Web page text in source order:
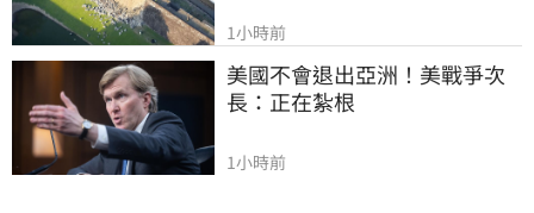
1小時前
美國不會退出亞洲！美戰爭次
長：正在紮根
1小時前